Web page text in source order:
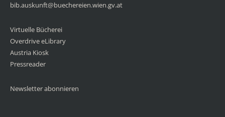
bib.auskunft@buechereien.wien.gv.at
Virtuelle Bücherei
Overdrive eLibrary
Austria Kiosk
Pressreader
Newsletter abonnieren